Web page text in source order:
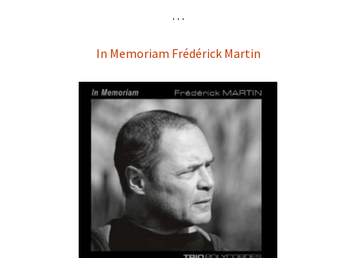
. . .
In Memoriam Frédérick Martin